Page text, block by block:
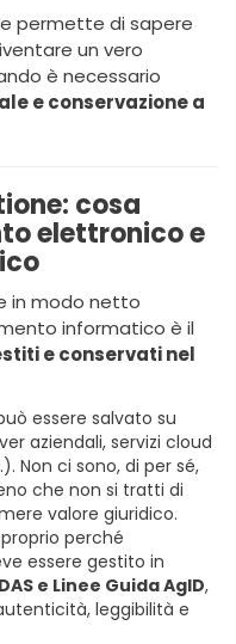
permette di sapere
un vero
è necessario
e conservazione a
cosa
elettronico e
in modo netto
informatico è il
e conservati nel
essere salvato su
aziendali, servizi cloud
Non ci sono, di per sé,
che non si tratti di
valore giuridico.
proprio perché
essere gestito in
e Linee Guida AgID,
leggibilità e